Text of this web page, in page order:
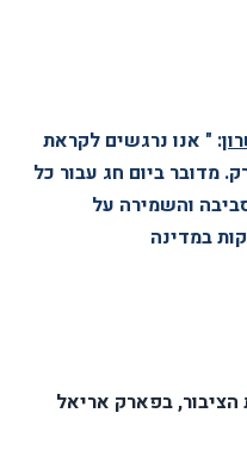
: " אנו נרגשים לקראת
מדובר ביום חג עבור כל
והשמירה על
במדינה
בפארק אריאל